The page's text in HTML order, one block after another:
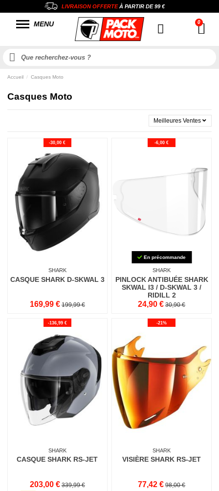
LIVRAISON OFFERTEÀ PARTIR DE99 €
MENU
Accueil Casques Moto
Casques Moto
Meilleures Ventes
-30,00 €
SHARK
CASQUE SHARK D-SKWAL 3
169,99 € 199,99 €
-6,00 €
En précommande
SHARK
PINLOCK ANTIBUÉE SHARK
SKWAL I3 / D-SKWAL 3 /
RIDILL 2
24,90 € 30,90 €
-136,99 €
SHARK
CASQUE SHARK RS-JET
203,00 € 339,99 €
-21%
SHARK
VISIÈRE SHARK RS-JET
77,42 € 98,00 €